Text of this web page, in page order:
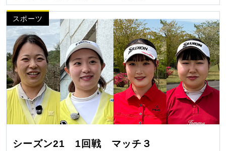
スポーツ
シーズン21 1回戦 マッチ３